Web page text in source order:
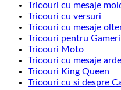
Tricouri cu mesaje
Tricouri cu versuri
Tricouri cu mesaje
Tricouri pentru Gameri
Tricouri Moto
Tricouri cu mesaje
Tricouri King Queen
Tricouri cu si despre